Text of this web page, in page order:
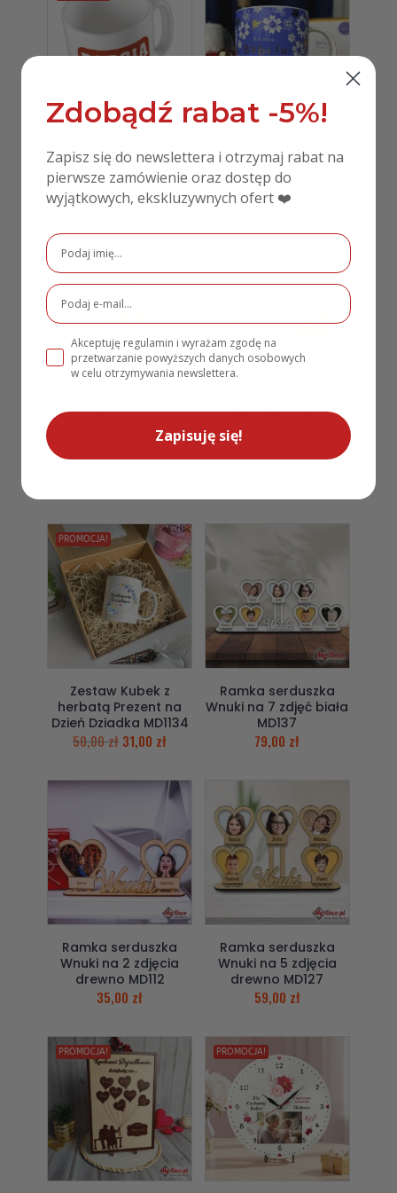
nadrukiem Prezent
MD171
19,00zł 15,00zł
Dziękuję że jesteś
Prezent Życzenia
49,00zł
PROMOCJA!
Dziadka Zegar z
Miejscem na Zdjęcie
Personalizowany
Kalendarz ze zdjęciem
PROMOCJA!
Zestaw Kubek z
herbatą Prezent na
Dzień Dziadka MD1134
50,00zł 31,00 zł
Ramka serduszka
Wnuki na 7 zdjęć biała
MD137
79,00 zł
Ramka serduszka
Wnuki na 2 zdjęcia
drewno MD112
35,00 zł
Ramka serduszka
Wnuki na 5 zdjęcia
drewno MD127
59,00 zł
PROMOCJA! PROMOCJA!
Zdobądź rabat -5%!
Zapisz się do newslettera i otrzymaj rabat na
pierwsze zamówienie oraz dostęp do
wyjątkowych, ekskluzywnych ofert ❤️
Akceptuję regulamin i wyrażam zgodę na
przetwarzanie powyższych danych osobowych
w celu otrzymywania newslettera.
Zapisuję się!